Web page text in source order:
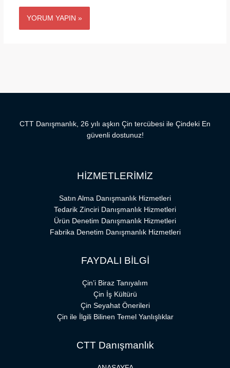
CTT Danışmanlık, 26 yılı aşkın Çin tercübesi ile Çindeki En
güvenli dostunuz!
HİZMETLERİMİZ
Satın Alma Danışmanlık Hizmetleri
Tedarik Zinciri Danışmanlık Hizmetleri
Ürün Denetim Danışmanlık Hizmetleri
Fabrika Denetim Danışmanlık Hizmetleri
FAYDALI BİLGİ
Çin’i Biraz Tanıyalım
Çin İş Kültürü
Çin Seyahat Önerileri
Çin ile İlgili Bilinen Temel Yanlışlıklar
CTT Danışmanlık